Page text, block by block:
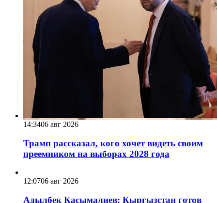
14:3406 авг 2026
Трамп рассказал, кого хочет видеть своим
преемником на выборах 2028 года
12:0706 авг 2026
Адылбек Касымалиев: Кыргызстан готов